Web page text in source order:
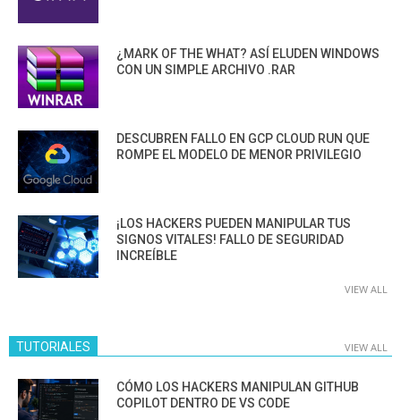
¿MARK OF THE WHAT? ASÍ ELUDEN WINDOWS
CON UN SIMPLE ARCHIVO .RAR
DESCUBREN FALLO EN GCP CLOUD RUN QUE
ROMPE EL MODELO DE MENOR PRIVILEGIO
¡LOS HACKERS PUEDEN MANIPULAR TUS
SIGNOS VITALES! FALLO DE SEGURIDAD
INCREÍBLE
VIEW ALL
TUTORIALES VIEW ALL
CÓMO LOS HACKERS MANIPULAN GITHUB
COPILOT DENTRO DE VS CODE